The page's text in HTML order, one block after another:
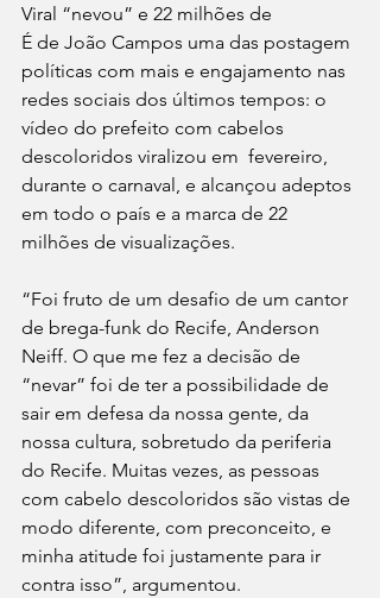
Viral “nevou” e 22 milhões de
É de João Campos uma das postagem
políticas com mais e engajamento nas
redes sociais dos últimos tempos: o
vídeo do prefeito com cabelos
descoloridos viralizou em  fevereiro,
durante o carnaval, e alcançou adeptos
em todo o país e a marca de 22
milhões de visualizações.
“Foi fruto de um desafio de um cantor
de brega-funk do Recife, Anderson
Neiff. O que me fez a decisão de
“nevar” foi de ter a possibilidade de
sair em defesa da nossa gente, da
nossa cultura, sobretudo da periferia
do Recife. Muitas vezes, as pessoas
com cabelo descoloridos são vistas de
modo diferente, com preconceito, e
minha atitude foi justamente para ir
contra isso”, argumentou.